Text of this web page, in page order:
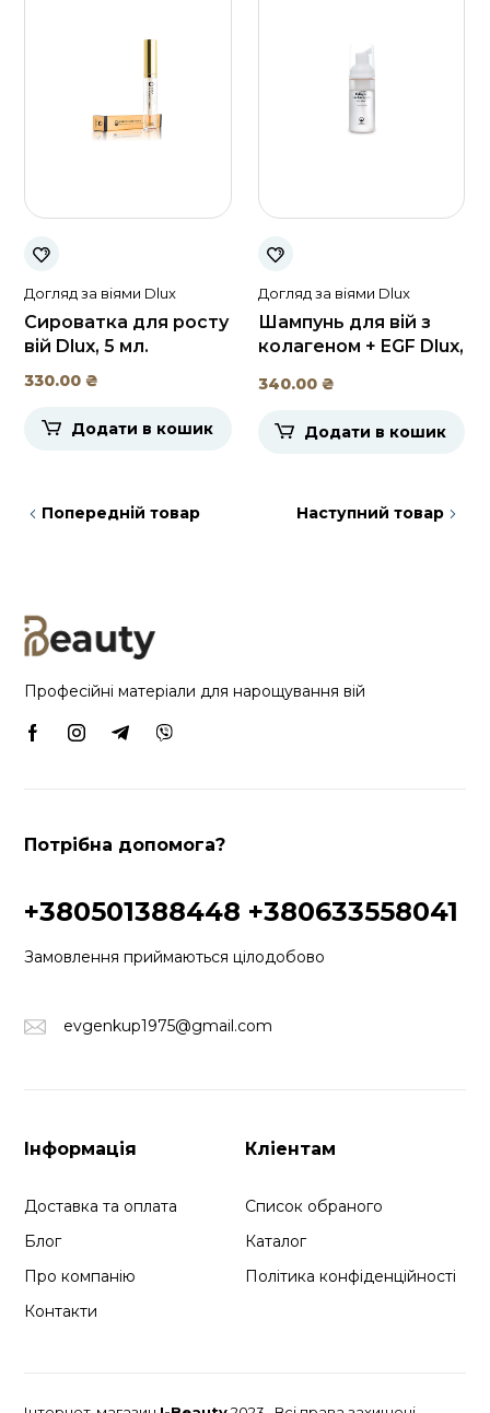
Догляд за віями Dlux
Сироватка для росту
вій Dlux, 5 мл.
330.00₴
Додати в кошик
Догляд за віями Dlux
Шампунь для вій з
колагеном + EGF Dlux,
340.00 ₴
Додати в кошик
Попередній товар Наступний товар
Професійні матеріали для нарощування вій
Потрібна допомога?
+380501388448 +380633558041
Замовлення приймаються цілодобово
evgenkup1975@gmail.com
Інформація
Доставка та оплата
Блог
Про компанію
Контакти
Кліентам
Список обраного
Каталог
Політика конфіденційності